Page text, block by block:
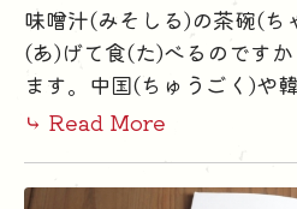
味噌汁(みそしる)の茶碗(ち
(あ)げて食(た)べるのです
ます。中国(ちゅうごく)や
⤷ Read More